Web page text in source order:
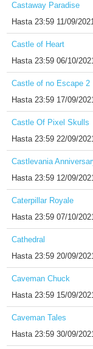
Castaway Paradise
Hasta23:59 11/09/
Castle of Heart
Hasta23:59 06/10/
Castle of no Escape 2
Hasta23:59 17/09/
Castle Of Pixel Skulls
Hasta23:59 22/09/
Castlevania
Hasta23:59 12/09/
Caterpillar Royale
Hasta23:59 07/10/
Cathedral
Hasta23:59 20/09/
Caveman Chuck
Hasta23:59 15/09/
Caveman Tales
Hasta23:59 30/09/